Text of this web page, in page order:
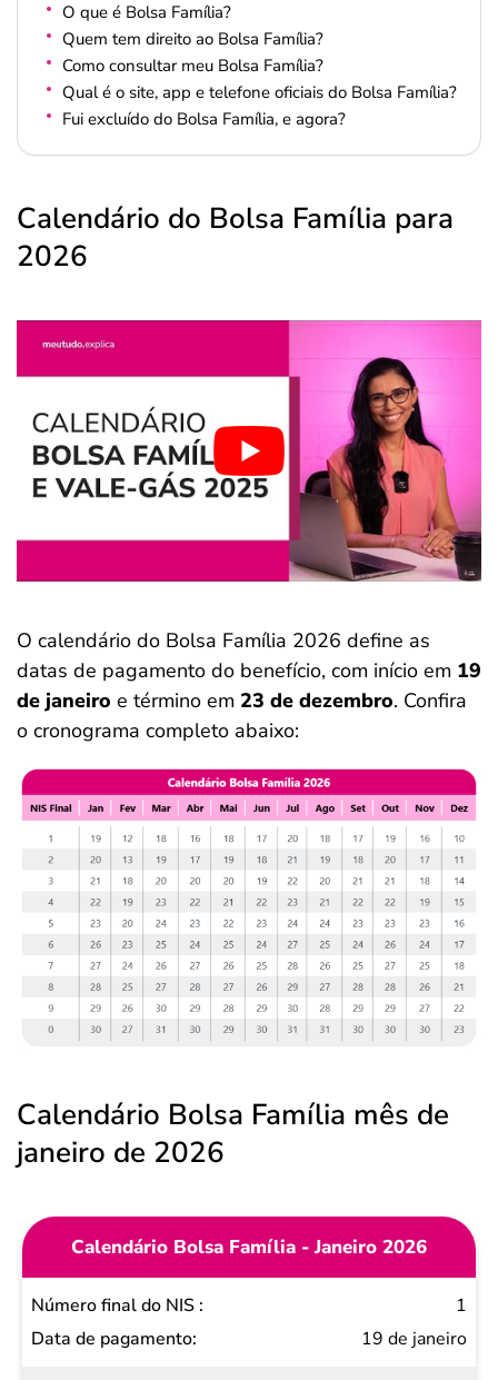
O que é Bolsa Família?
Quem tem direito ao Bolsa Família?
Como consultar meu Bolsa Família?
Qual é o site, app e telefone oficiais do Bolsa Família?
Fui excluído do Bolsa Família, e agora?
Calendário do Bolsa Família para
2026
O calendário do Bolsa Família 2026 define as
datas de pagamento do benefício, com início em 19
de janeiro e término em 23 de dezembro. Confira
o cronograma completo abaixo:
Calendário Bolsa Família mês de
janeiro de 2026
Calendário Bolsa Família - Janeiro 2026
Número
final do
1
19 de janeiro